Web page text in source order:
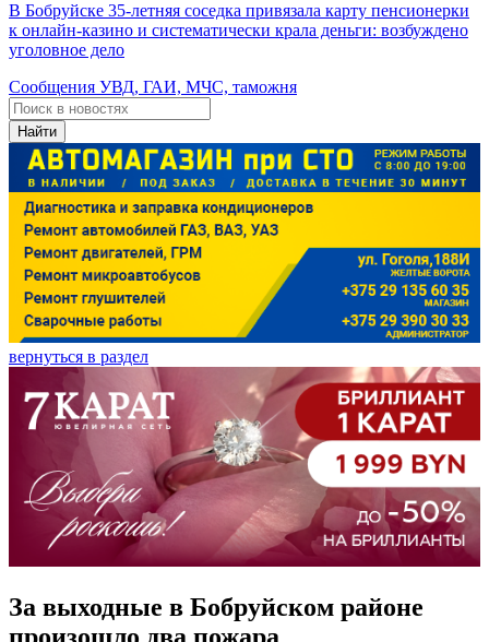
В Бобруйске 35-летняя соседка привязала карту пенсионерки
к онлайн-казино и систематически крала деньги: возбуждено
уголовное дело
Сообщения УВД, ГАИ, МЧС, таможня
Найти
вернуться в раздел
За выходные в Бобруйском районе